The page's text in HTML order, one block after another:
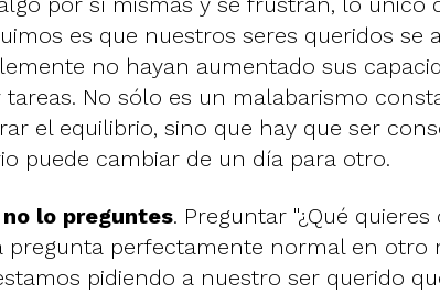
es que nuestros seres queridos se
no hayan aumentado sus
tareas. No sólo es un malabarismo
el equilibrio, sino que hay que ser
puede cambiar de un día para otro.
lo preguntes. Preguntar "¿Qué
pregunta perfectamente normal en otro
pidiendo a nuestro ser querido